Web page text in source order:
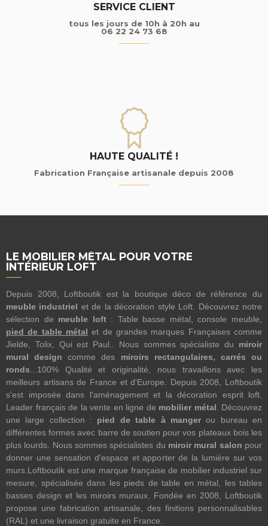
SERVICE CLIENT
tous les jours de 10h à 20h au
06 22 24 73 68
HAUTE QUALITÉ !
Fabrication Française artisanale depuis 2008
LE MOBILIER MÉTAL POUR VOTRE
INTÉRIEUR LOFT
Depuis 2008, Loftboutik est la boutique déco de référence du
meuble industriel et de la décoration style Loft. Découvrez notre
sélection de meuble loft: Table basse métal, console meuble,
pied de table métal et de grandes marques Françaises comme
Jielde, Tolix, Qui est Paul.. Nous sommes spécialiste du miroir
mural design comme des miroirs rectangulaires, carrés ou
ronds ...100% Qualité et originalité, nous travaillons avec les
meilleurs artisans de France et d'Europe. Depuis 2008, Loftboutik
s'est imposée dans l'aménagement et la décoration esprit loft.
Leader français de la vente en ligne de mobilier métal . Découvrez
une large collection : pied de table à mangerou bureau en
différentes formes avec barre de soutien pour vos plateaux bois les
plus lourds. Nous sommes spécialistes du miroir mural salon pour
donner une sensation d'espace et apporter de la lumière sur vos
murs.Loftboutik est une marque française de mobilier industriel sur
mesure, spécialisée dans les pieds de table en métal, les tables
basses design et les miroirs muraux. Fondée en 2008, Loftboutik
propose une fabrication artisanale, des finitions personnalisables
(RAL) et une livraison gratuite en France.